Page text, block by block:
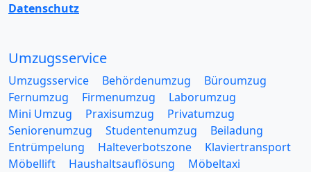
Datenschutz
Umzugsservice
Umzugsservice Behördenumzug
Büroumzug
Fernumzug
Firmenumzug
Laborumzug
Mini Umzug
Praxisumzug
Privatumzug
Seniorenumzug
Studentenumzug
Beiladung
Entrümpelung
Halteverbotszone
Klaviertransport
Möbellift
Haushaltsauflösung
Möbeltaxi